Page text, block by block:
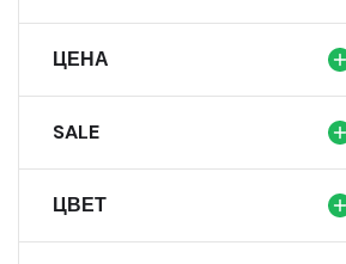
ЦЕНА
SALE
ЦВЕТ